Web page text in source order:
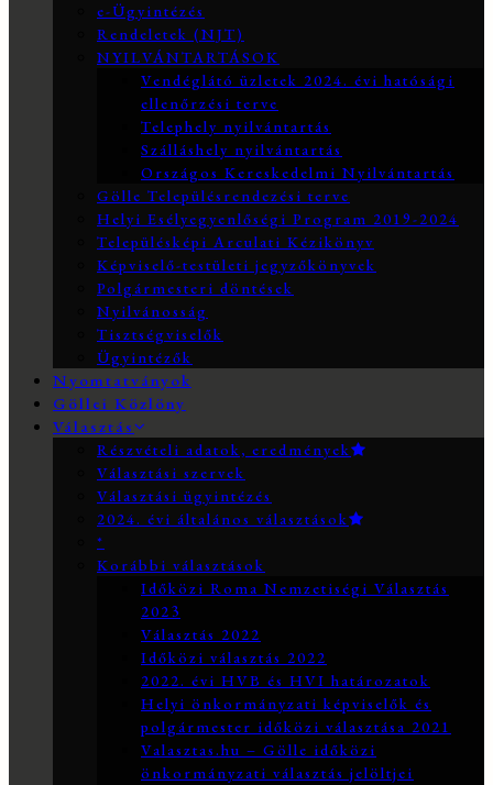
e-Ügyintézés
Rendeletek (NJT)
NYILVÁNTARTÁSOK
Vendéglátó üzletek 2024. évi hatósági
ellenőrzési terve
Telephely nyilvántartás
Szálláshely nyilvántartás
Országos Kereskedelmi Nyilvántartás
Gölle Településrendezési terve
Helyi Esélyegyenlőségi Program 2019-2024
Településképi Arculati Kézikönyv
Képviselő-testületi jegyzőkönyvek
Polgármesteri döntések
Nyilvánosság
Tisztségviselők
Ügyintézők
Nyomtatványok
Göllei Közlöny
Választás
Részvételi adatok, eredmények
Választási szervek
Választási ügyintézés
2024. évi általános választások
*
Korábbi választások
Időközi Roma Nemzetiségi Választás
2023
Választás 2022
Időközi választás 2022
2022. évi HVB és HVI határozatok
Helyi önkormányzati képviselők és
polgármester időközi választása 2021
Valasztas.hu – Gölle időközi
önkormányzati választás jelöltjei